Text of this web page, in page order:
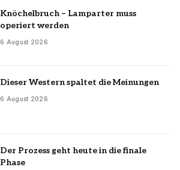
Knöchelbruch – Lamparter muss
operiert werden
6 August 2026
Dieser Western spaltet die Meinungen
6 August 2026
Der Prozess geht heute in die finale
Phase